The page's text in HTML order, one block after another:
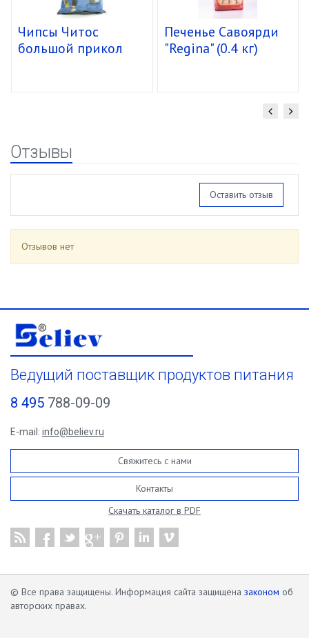
Чипсы Читос
большой прикол
Печенье Савоярди
"Regina" (0.4 кг)
Отзывы
Оставить отзыв
Отзывов нет
Ведущий поставщик продуктов питания
8 495 788-09-09
E-mail: info@believ.ru
Свяжитесь с нами
Контакты
Скачать каталог в PDF
© Все права защищены. Информация сайта защищена законом об
авторских правах.